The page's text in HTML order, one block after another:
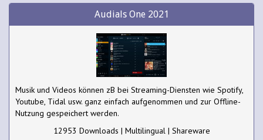
Audials One 2021
Musik und Videos können zB bei Streaming-Diensten wie Spotify,
Youtube, Tidal usw. ganz einfach aufgenommen und zur Offline-
Nutzung gespeichert werden.
12953 Downloads | Multilingual | Shareware